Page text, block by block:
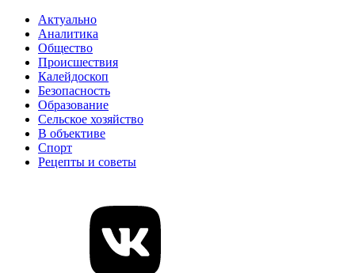
Актуально
Аналитика
Общество
Происшествия
Калейдоскоп
Безопасность
Образование
Сельское хозяйство
В объективе
Спорт
Рецепты и советы